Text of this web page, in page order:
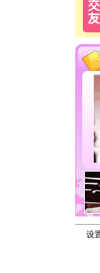
设